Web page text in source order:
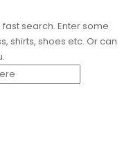
search. Enter some
shirts, shoes etc. Or can